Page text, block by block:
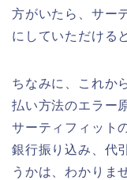
方がいたら、サー
にしていただける
ちなみに、これか
払い方法のエラー
サーティフィット
銀行振り込み、代
うかは、わかりま